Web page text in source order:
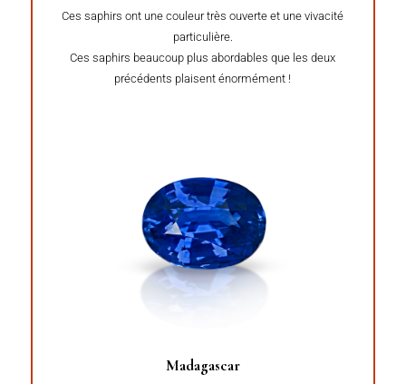
Ces saphirs ont une couleur très ouverte et une vivacité
particulière.
Ces saphirs beaucoup plus abordables que les deux
précédents plaisent énormément !
Madagascar